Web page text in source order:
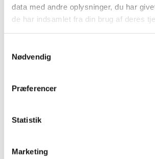
data med andre oplysninger, du har
de har indsamlet fra din brug af deres
Nødvendig
Præferencer
Statistik
Marketing
Brev til videnskabelige selskaber
blodtryksbehandling
|7. marts 2006|
tilskudsstatus er Lægemiddelstyrelsen
Alle (2506)
2026 (84)
2024 (224)